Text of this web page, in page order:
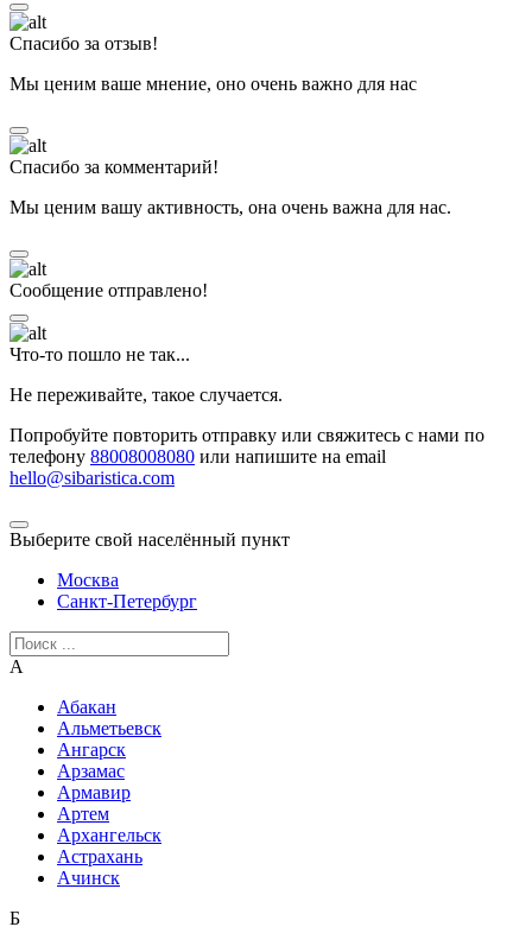
Спасибо за отзыв!
Мы ценим ваше мнение, оно очень важно для нас
Спасибо за комментарий!
Мы ценим вашу активность, она очень важна для нас.
Сообщение отправлено!
Что-то пошло не так...
Не переживайте, такое случается.
Попробуйте повторить отправку или свяжитесь с нами по
телефону 88008008080 или напишите на email
hello@sibaristica.com
Выберите свой населённый пункт
Москва
Санкт-Петербург
А
Абакан
Альметьевск
Ангарск
Арзамас
Армавир
Артем
Архангельск
Астрахань
Ачинск
Б